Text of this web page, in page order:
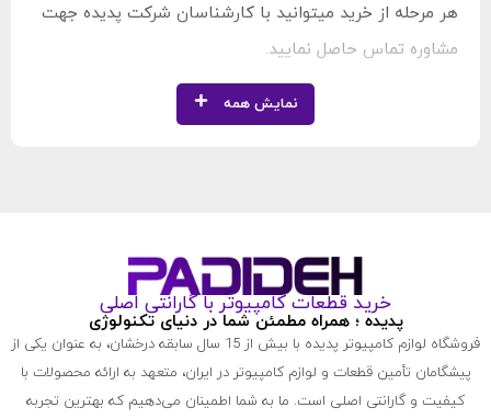
هر مرحله از خرید میتوانید با کارشناسان شرکت پدیده جهت
مشاوره تماس حاصل نمایید.
نمایش همه
خرید قطعات کامپیوتر با گارانتی اصلی
پدیده ؛ همراه مطمئن شما در دنیای تکنولوژی
فروشگاه لوازم کامپیوتر پدیده با بیش از 15 سال سابقه درخشان، به عنوان یکی از
پیشگامان تأمین قطعات و لوازم کامپیوتر در ایران، متعهد به ارائه محصولات با
کیفیت و گارانتی اصلی است. ما به شما اطمینان می‌دهیم که بهترین تجربه